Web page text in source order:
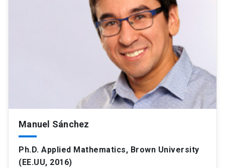
Manuel Sánchez
Ph.D. Applied Mathematics, Brown University
(EE.UU, 2016)